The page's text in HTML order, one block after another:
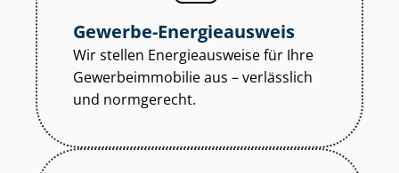
Gewerbe-Energieausweis
Wir stellen Energieausweise für Ihre
Ge­wer­be­im­mo­bi­lie aus – verlässlich
und normgerecht.